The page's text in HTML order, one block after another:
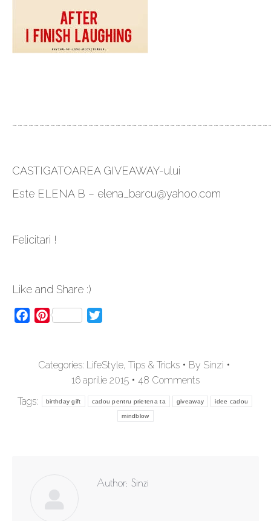
CASTIGATOAREA GIVEAWAY-ului
Este ELENA B – elena_barcu@yahoo.com
Felicitari !
Like and Share :)
FacebookPinterest
Categories: LifeStyle, Tips & Tricks By Sinzi
16 aprilie 2015
48 Comments
Tags:
birthday gift cadou pentru prietena ta giveaway idee cadou
mindblow
Author: Sinzi